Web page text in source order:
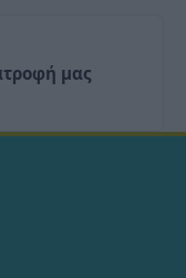
μας